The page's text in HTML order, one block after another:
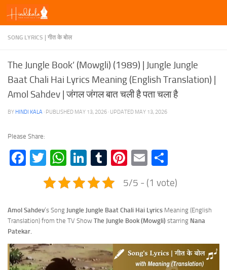
Skip to content
SONG LYRICS | गीत के बोल
The Jungle Book’ (Mowgli) (1989) | Jungle Jungle
Baat Chali Hai Lyrics Meaning (English Translation) |
Amol Sahdev | जंगल जंगल बात चली है पता चला है
BY HINDI KALA · PUBLISHED MAY 13, 2026 · UPDATED MAY 13, 2026
Please Share:
Facebook
TwitterWhatsApp
LinkedIn
TumblrPinterest
Email
5/5 - (1 vote)
Amol Sahdev‘s Song Jungle Jungle Baat Chali Hai Lyrics Meaning (English
Translation) from the TV Show The Jungle Book (Mowgli) starring Nana
Patekar.